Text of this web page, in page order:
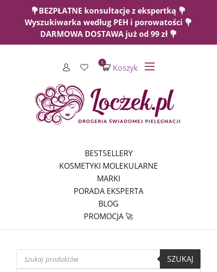
💐BEZPŁATNE konsultacje z ekspertką 💐
Wyszukiwarka według PEH i porowatości 💐
DARMOWA DOSTAWA już od 99 zł 💐
Koszyk
0
BESTSELLERY
KOSMETYKI MOLEKULARNE
MARKI
PORADA EKSPERTA
BLOG
PROMOCJA 🚀
Wyszukiwarka
produktów
SZUKAJ